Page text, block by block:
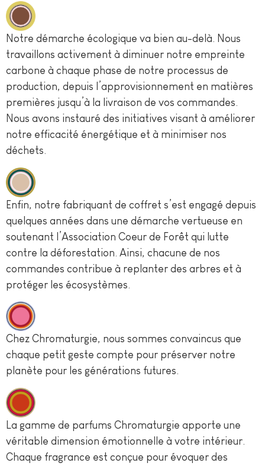
Notre démarche écologique va bien au-delà. Nous
travaillons activement à diminuer notre empreinte
carbone à chaque phase de notre processus de
production, depuis l’approvisionnement en matières
premières jusqu’à la livraison de vos commandes.
Nous avons instauré des initiatives visant à améliorer
notre efficacité énergétique et à minimiser nos
déchets.
Enfin, notre fabriquant de coffret s’est engagé depuis
quelques années dans une démarche vertueuse en
soutenant l’Association Coeur de Forêt qui lutte
contre la déforestation. Ainsi, chacune de nos
commandes contribue à replanter des arbres et à
protéger les écosystèmes.
Chez Chromaturgie, nous sommes convaincus que
chaque petit geste compte pour préserver notre
planète pour les générations futures.
La gamme de parfums Chromaturgie apporte une
véritable dimension émotionnelle à votre intérieur.
Chaque fragrance est conçue pour évoquer des